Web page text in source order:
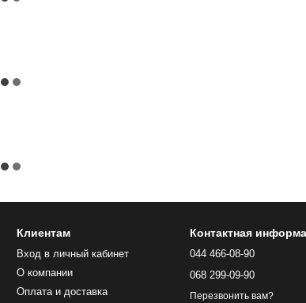
Клиентам
Вход в личный кабинет
О компании
Оплата и доставка
Контактная
044 466-08-90
068 299-09-90
Перезвонить вам?